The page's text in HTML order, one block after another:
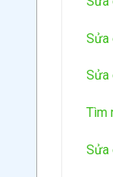
Sửa
Sửa
Tìm
Sửa